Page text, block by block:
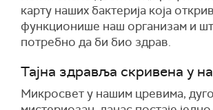
карту наших бактерија која
функционише наш организам и
потребно да би био здрав.
Тајна здравља скривена у
Микросвет у нашим цревима,